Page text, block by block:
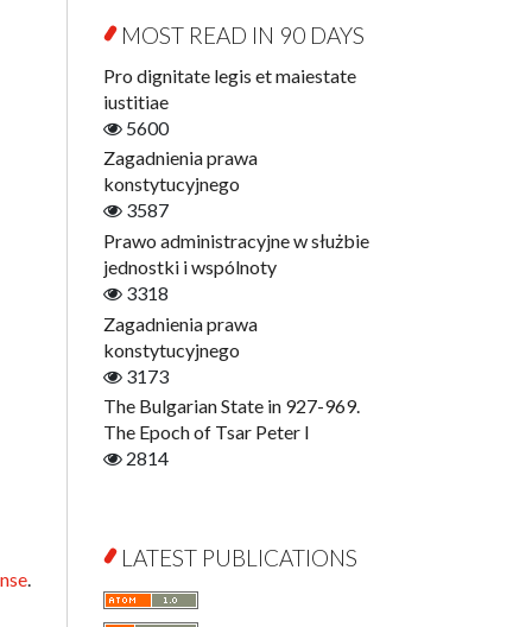
Other
Open Access
Contemporary Asian Studies
Series
Digitisation
Education for Wisdom
Economics
Film! Scholars
Finance
Gerontology
Interdisciplinary Urban Studies
Jerzy Giedroyc and...
Jerzy Giedroyc and Witnesses of
History
Winter of Life?
Linguistics
What Is Man?
Communication and Media
MOST READ IN 90 DAYS
Pro dignitate legis et maiestate
iustitiae
5600
Zagadnienia prawa
konstytucyjnego
3587
Prawo administracyjne w służbie
jednostki i wspólnoty
3318
Zagadnienia prawa
konstytucyjnego
3173
The Bulgarian State in 927-969.
The Epoch of Tsar Peter I
2814
LATEST PUBLICATIONS